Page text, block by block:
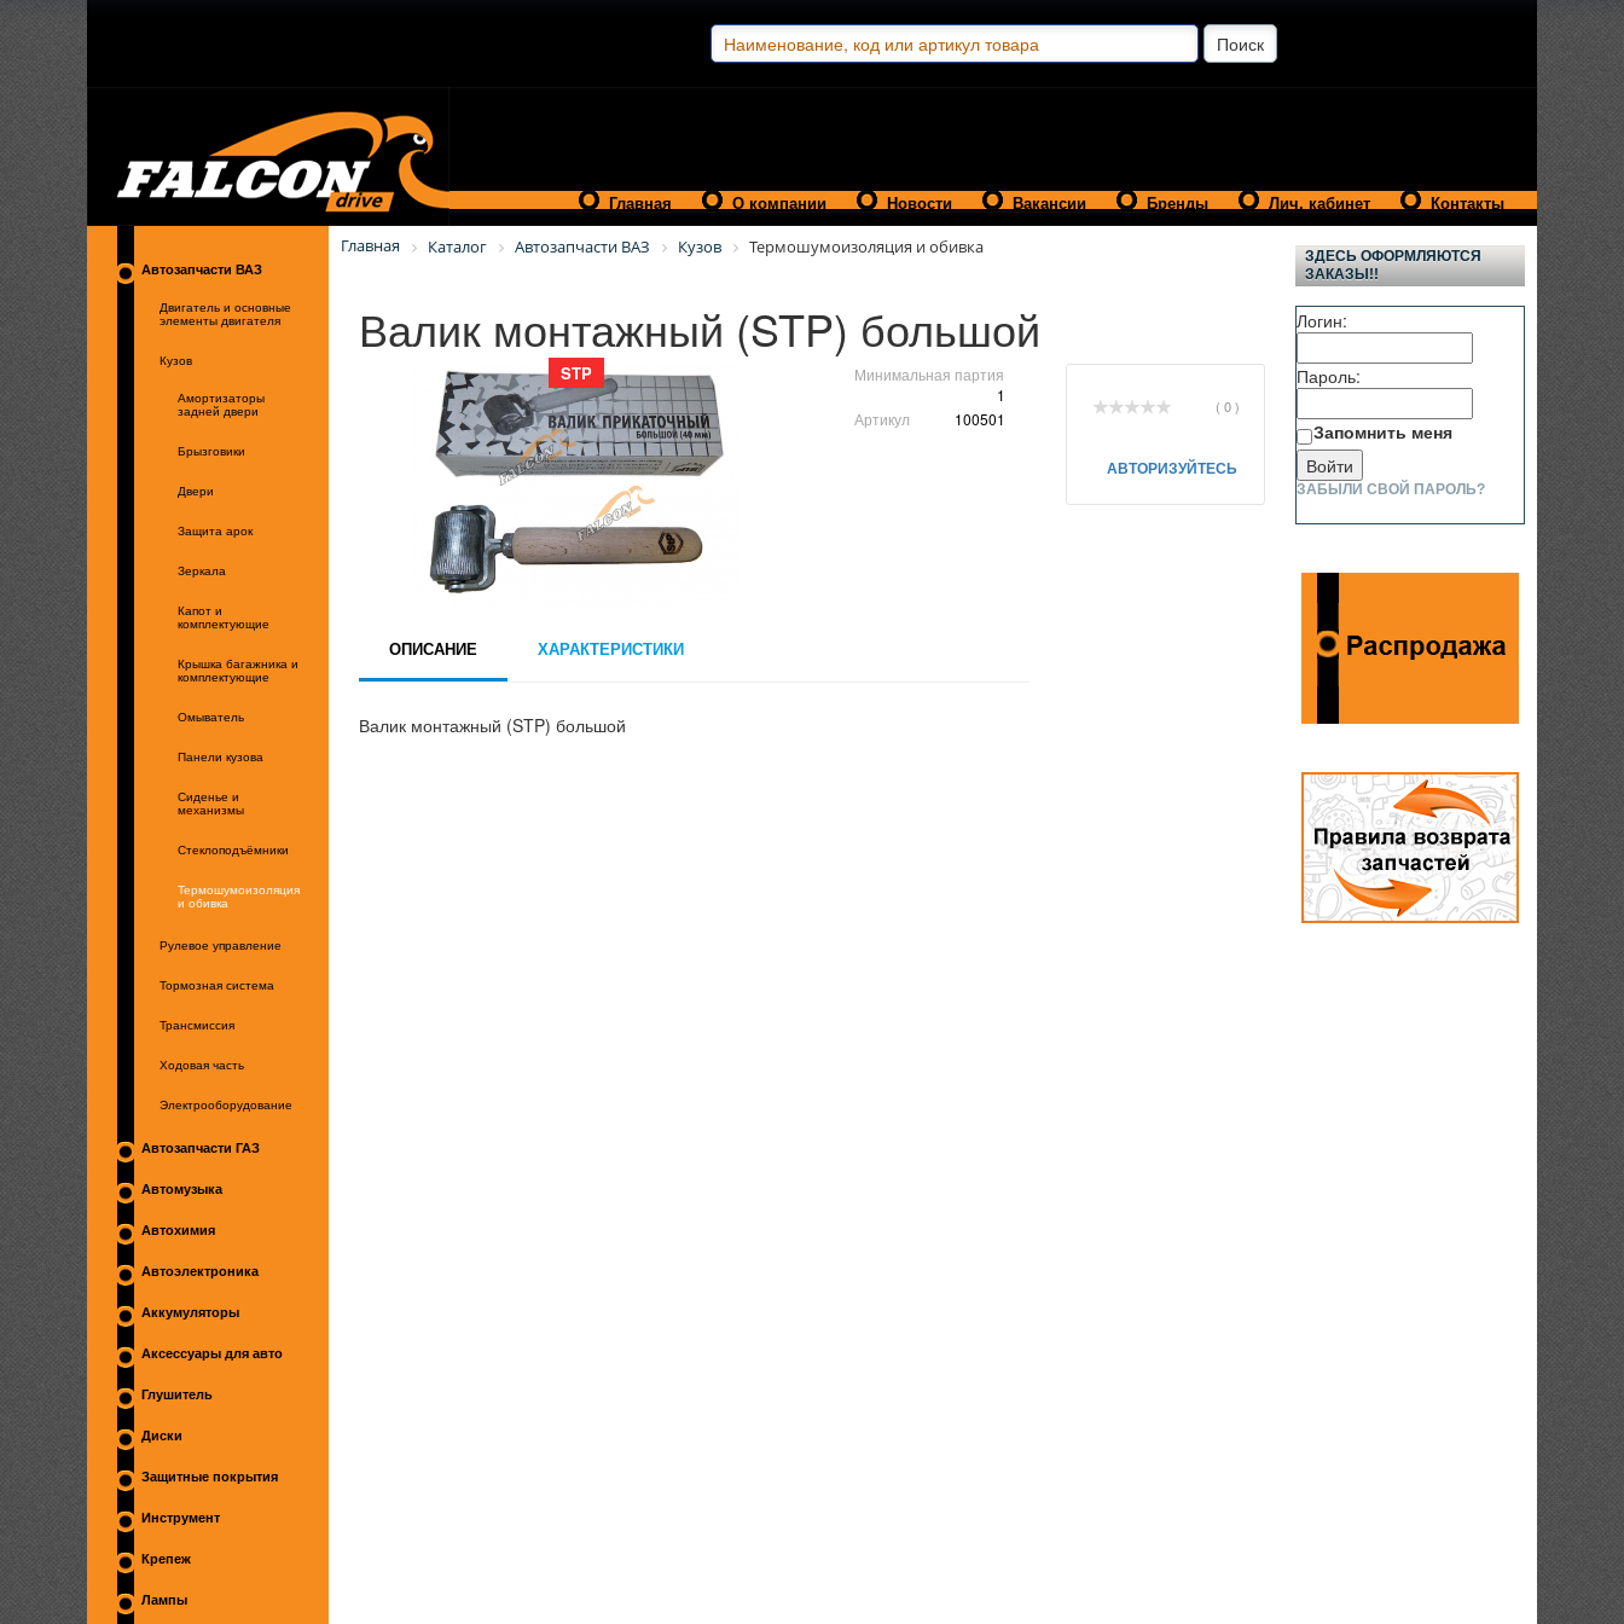
Главная О компании Новости Вакансии Бренды Лич. кабинет Контакты
Автозапчасти ВАЗ
Двигатель и основные
элементы двигателя
Кузов
Амортизаторы
задней двери
Брызговики
Двери
Защита арок
Зеркала
Капот и
комплектующие
Крышка багажника и
комплектующие
Омыватель
Панели кузова
Сиденье и
механизмы
Стеклоподъёмники
Термошумоизоляция
и обивка
Рулевое управление
Тормозная система
Трансмиссия
Ходовая часть
Электрооборудование
Автозапчасти ГАЗ
Автомузыка
Автохимия
Автоэлектроника
Аккумуляторы
Аксессуары для авто
Глушитель
Диски
Защитные покрытия
Инструмент
Крепеж
Лампы
Главная Каталог Автозапчасти ВАЗ Кузов Термошумоизоляция и обивка
Валик монтажный (STP) большой
STP
Минимальная партия
1
Артикул
100501
( 0 )
АВТОРИЗУЙТЕСЬ
ОПИСАНИЕ ХАРАКТЕРИСТИКИ
Валик монтажный (STP) большой
ЗДЕСЬ ОФОРМЛЯЮТСЯ
ЗАКАЗЫ!!
Логин:
Пароль:
Запомнить меня
ЗАБЫЛИ СВОЙ ПАРОЛЬ?